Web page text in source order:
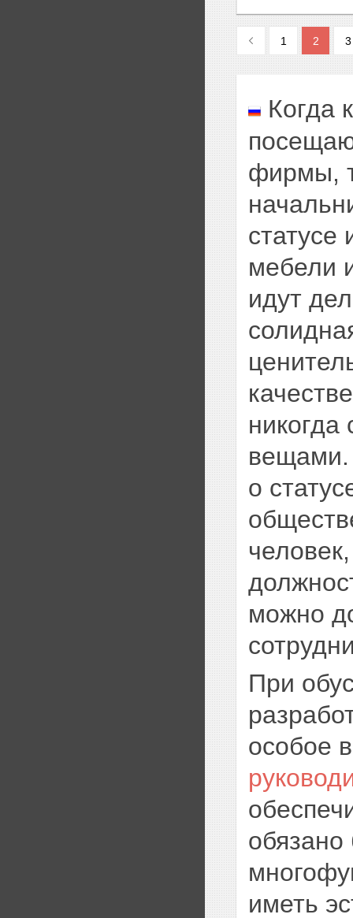
1 2 3
Когда
фирмы,
статусе
мебели
идут
вещами.
о
можно
При
особое
иметь